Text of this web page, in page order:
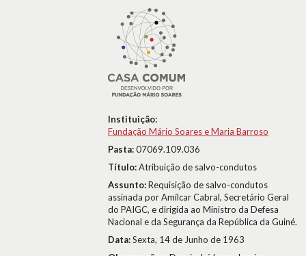
Instituição:
Fundação Mário Soares e Maria Barroso
Pasta:07069.109.036
Título:Atribuição de salvo-condutos
Assunto:Requisição de salvo-condutos
assinada por Amílcar Cabral, Secretário Geral
do PAIGC, e dirigida ao Ministro da Defesa
Nacional e da Segurança da República da Guiné.
Data:Sexta, 14 de Junho de 1963